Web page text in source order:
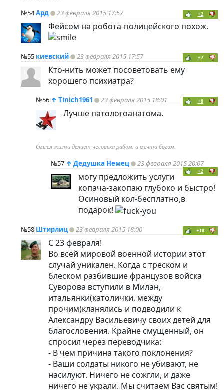
№54Ард 23 февраля 2015 17:57 +2
Фейсом на робота-полицейского похож.
№55 киевский 23 февраля 2015 17:57 +2
Кто-нить может посоветовать ему
хорошего психиатра?
№56 ↑ Tinich1961 23 февраля 2015 18:01 +8
Лучше патологоанатома.
----------
Смысл жизни делает человека рабом, а мечта богом.
№57 ↑ Дедушка Немец 23 февраля 2015 20:07
+2
могу предложить услуги
копача-закопаю глубоко и быстро!
Осиновый кол-бесплатно,в
подарок!
№58 Штирлиц 23 февраля 2015 18:00 +18
С 23 февраля!
Во всей мировой военной истории этот
случай уникален. Когда с треском и
блеском разбившие французов войска
Суворова вступили в Милан,
итальянки(католички, между
прочим)кланялись и подводили к
Александру Васильевичу своих детей для
благословения. Крайне смущенный, он
спросил через переводчика:
- В чем причина такого поклонения?
- Ваши солдаты никого не убивают, не
насилуют. Ничего не сожгли, и даже
ничего не украли. Мы считаем Вас святым!